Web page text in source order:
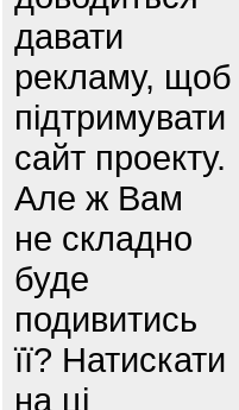
давати
рекламу, щоб
підтримувати
сайт проекту.
Але ж Вам
не складно
буде
подивитись
її? Натискати
на ці